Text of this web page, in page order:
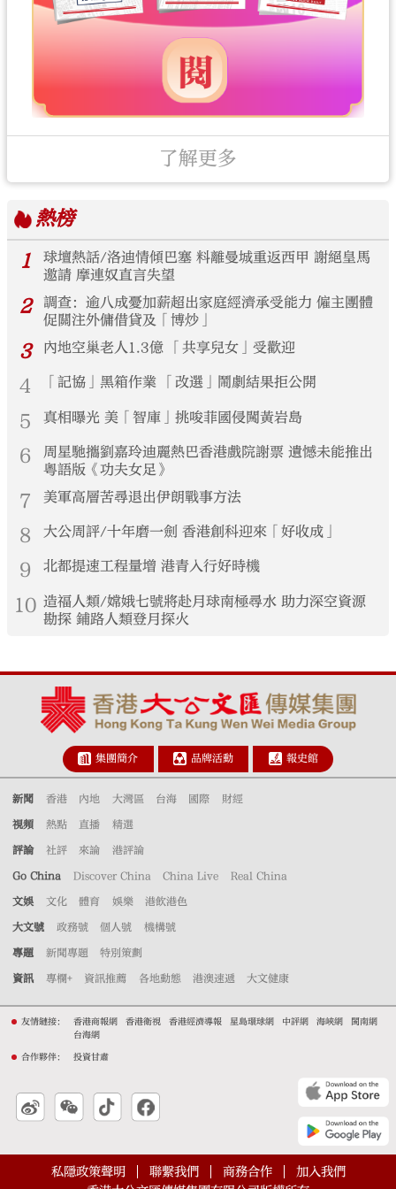
了解更多
熱榜
1
球壇熱話/洛迪情傾巴塞 料離曼城重返西甲 謝絕皇馬
邀請 摩連奴直言失望
2
調查：逾八成憂加薪超出家庭經濟承受能力 僱主團體
促關注外傭借貸及「博炒」
3 內地空巢老人1.3億 「共享兒女」受歡迎
4 「記協」黑箱作業 「改選」鬧劇結果拒公開
5 真相曝光 美「智庫」挑唆菲國侵闖黃岩島
6
周星馳攜劉嘉玲迪麗熱巴香港戲院謝票 遺憾未能推出
粵語版《功夫女足》
7 美軍高層苦尋退出伊朗戰事方法
8 大公周評/十年磨一劍 香港創科迎來「好收成」
9 北都提速工程量增 港青入行好時機
10 造福人類/嫦娥七號將赴月球南極尋水 助力深空資源
勘探 鋪路人類登月探火
集團簡介 品牌活動 報史館
新聞 香港 內地 大灣區 台海 國際 財經
視頻 熱點 直播 精選
評論 社評 來論 港評論
Go China Discover China China Live Real China
文娛 文化 體育 娛樂 港飲港色
大文號 政務號 個人號 機構號
專題 新聞專題 特別策劃
資訊 專欄+ 資訊推薦 各地動態 港澳速遞 大文健康
友情鏈接： 香港商報網 香港衛視 香港經濟導報 星島環球網 中評網 海峽網
閩南網
台海網
合作夥伴： 投資甘肅
私隱政策聲明 聯繫我們 商務合作
加入我們